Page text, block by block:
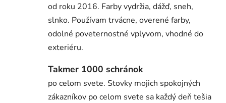
od roku 2016. Farby vydržia, dážď, sneh,
slnko. Používam trvácne, overené farby,
odolné poveternostné vplyvom, vhodné do
exteriéru.
Takmer 1000 schránok
po celom svete. Stovky mojich spokojných
zákazníkov po celom svete sa každý deň tešia